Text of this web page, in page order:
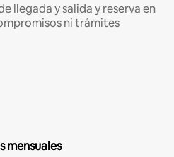
llegada y salida y reserva en
ni trámites
mensuales